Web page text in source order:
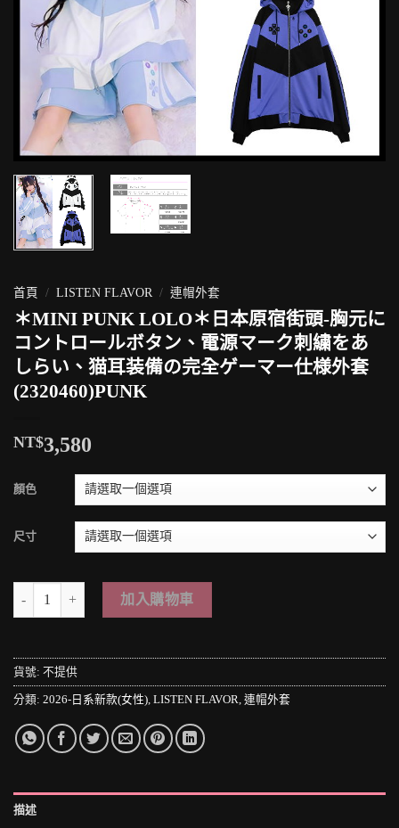
首頁 / LISTEN FLAVOR / 連帽外套
＊MINI PUNK LOLO＊日本原宿街頭-胸元に
コントロールボタン、電源マーク刺繍をあ
しらい、猫耳装備の完全ゲーマー仕様外套
(2320460)PUNK
NT$3,580
顏色
尺寸
＊MINI PUNK LOLO＊日本原宿街頭-胸元にコントロールボタン、
加入購物車
貨號: 不提供
分類: 2026-日系新款(女性) LISTEN FLAVOR 連帽外套
描述